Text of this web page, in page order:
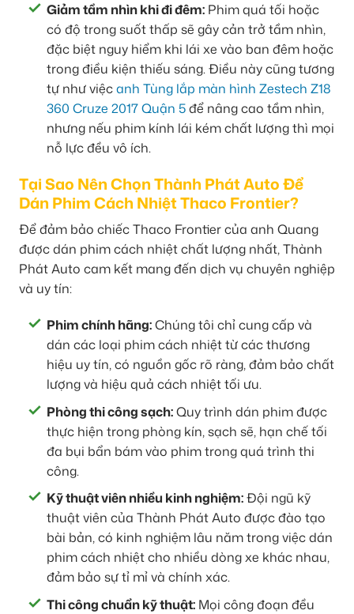
Giảm tầm nhìn khi đi đêm: Phim quá tối hoặc
có độ trong suốt thấp sẽ gây cản trở tầm nhìn,
đặc biệt nguy hiểm khi lái xe vào ban đêm hoặc
trong điều kiện thiếu sáng. Điều này cũng tương
tự như việcanh Tùng lắp màn hình Zestech Z18
360 Cruze 2017 Quận 5để nâng cao tầm nhìn,
nhưng nếu phim kính lái kém chất lượng thì mọi
nỗ lực đều vô ích.
Tại Sao Nên Chọn Thành Phát Auto Để
Dán Phim Cách Nhiệt Thaco Frontier?
Để đảm bảo chiếc Thaco Frontier của anh Quang
được dán phim cách nhiệt chất lượng nhất, Thành
Phát Auto cam kết mang đến dịch vụ chuyên nghiệp
và uy tín:
Phim chính hãng:Chúng tôi chỉ cung cấp và
dán các loại phim cách nhiệt từ các thương
hiệu uy tín, có nguồn gốc rõ ràng, đảm bảo chất
lượng và hiệu quả cách nhiệt tối ưu.
Phòng thi công sạch:Quy trình dán phim được
thực hiện trong phòng kín, sạch sẽ, hạn chế tối
đa bụi bẩn bám vào phim trong quá trình thi
công.
Kỹ thuật viên nhiều kinh nghiệm:Đội ngũ kỹ
thuật viên của Thành Phát Auto được đào tạo
bài bản, có kinh nghiệm lâu năm trong việc dán
phim cách nhiệt cho nhiều dòng xe khác nhau,
đảm bảo sự tỉ mỉ và chính xác.
Thi công chuẩn kỹ thuật: Mọi công đoạn đều